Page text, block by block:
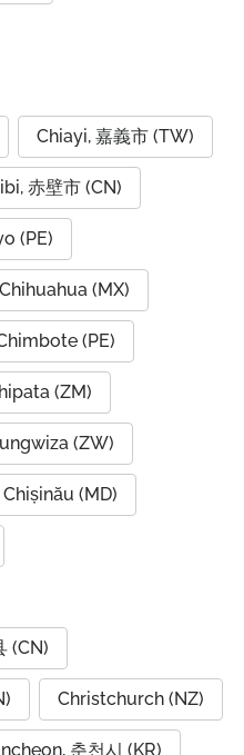
Chiayi, 嘉義市 (TW)
赤壁市 (CN)
(PE)
Chihuahua (MX)
(PE)
(ZM)
(ZW)
Chișinău (MD)
(CN)
Christchurch (NZ)
춘천시 (KR)